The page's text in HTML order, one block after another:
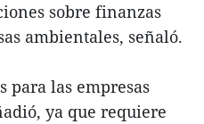
sobre finanzas
ambientales, señaló.
para las empresas
ya que requiere